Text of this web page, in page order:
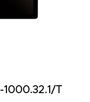
1000.32.1/T